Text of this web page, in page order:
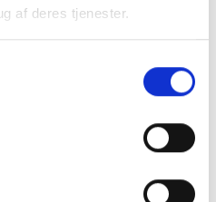
af deres tjenester.